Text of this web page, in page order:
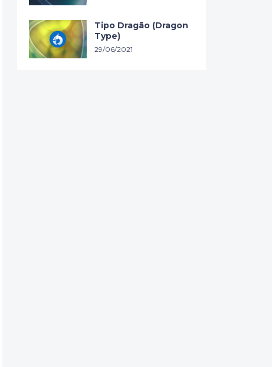
Tipo Dragão (Dragon
Type)
29/06/2021